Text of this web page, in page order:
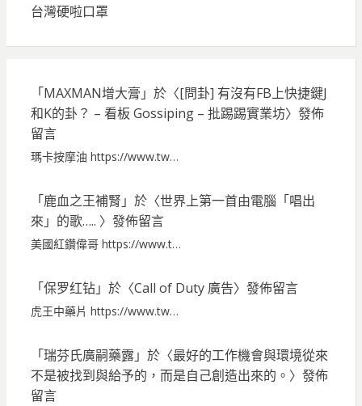
台灣硬啦口罩
「MAXMAN增大膏 」於〈[問卦] 有沒有FB上快捷鍵J
和K的卦？ – 看板 Gossiping – 批踢踢實業坊〉發佈
留言
瑪卡按摩油 https://www.tw…
「鹿血之王補腎 」於〈世界上第一首由電腦「唱出
來」的歌….. 〉發佈留言
美國紅鑽偉哥 https://www.t…
「保罗红钻」於〈Call of Duty 廣告〉發佈留言
虎王中藥片 https://www.tw…
「瑞芬氏廣嗣藥露」於〈最好的工作機會與環境從來
不是被找到與給予的，而是自己創造出來的。 〉發佈
留言